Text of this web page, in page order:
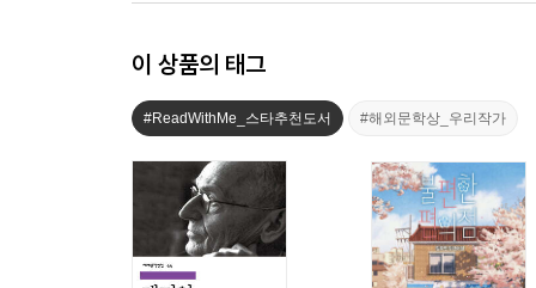
이 상품의 태그
#ReadWithMe_스타추천도서 #해외문학상_우리작가